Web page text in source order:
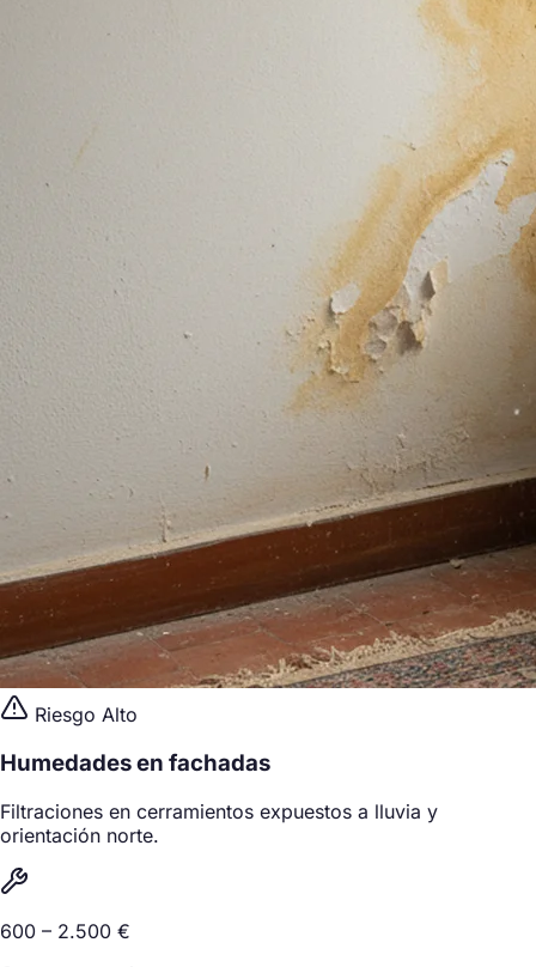
Riesgo Alto
Humedades en fachadas
Filtraciones en cerramientos expuestos a lluvia y
orientación norte.
600 – 2.500 €